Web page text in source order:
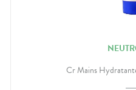
Cr Mains